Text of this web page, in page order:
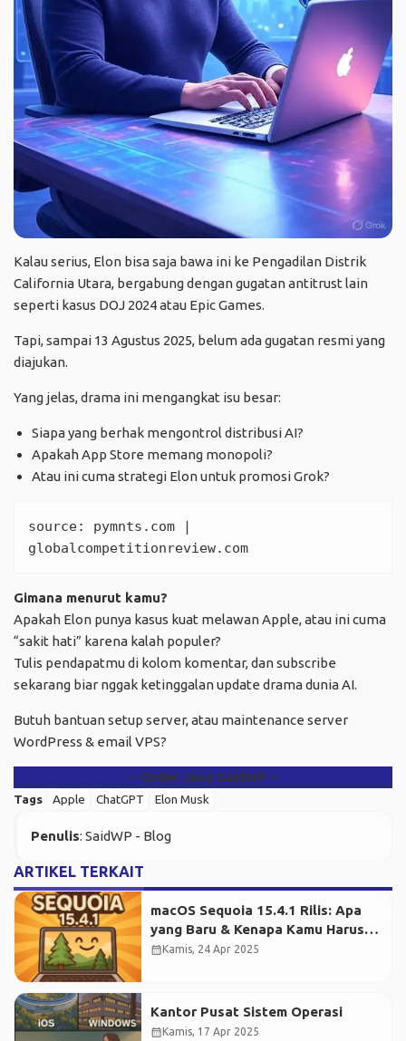
Kalau serius, Elon bisa saja bawa ini ke Pengadilan Distrik
California Utara, bergabung dengan gugatan antitrust lain
seperti kasus DOJ 2024 atau Epic Games.
Tapi, sampai 13 Agustus 2025, belum ada gugatan resmi yang
diajukan.
Yang jelas, drama ini mengangkat isu besar:
Siapa yang berhak mengontrol distribusi AI?
Apakah App Store memang monopoli?
Atau ini cuma strategi Elon untuk promosi Grok?
source: pymnts.com
globalcompetitionreview.com
Gimana menurut kamu?
Apakah Elon punya kasus kuat melawan Apple, atau ini cuma
“sakit hati” karena kalah populer?
Tulis pendapatmu di kolom komentar, dan subscribe
sekarang biar nggak ketinggalan update drama dunia AI.
Butuh bantuan setup server, atau maintenance server
WordPress & email VPS?
– Order Jasa SaidWP –
Tags Apple ChatGPT Elon Musk
Penulis: SaidWP - Blog
ARTIKEL TERKAIT
macOS Sequoia 15.4.1 Rilis: Apa
yang Baru & Kenapa Kamu Harus
Segera Update?
calendar_month Kamis, 24 Apr 2025
Kantor Pusat Sistem Operasi
calendar_month Kamis, 17 Apr 2025